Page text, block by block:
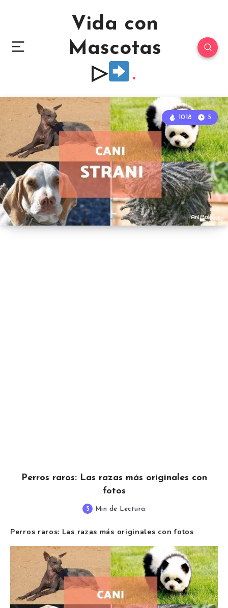
Vida con
Mascotas
▷
Perros raros: Las razas más originales con
fotos
1018 5
5 Min de Lectura
Perros raros: Las razas más originales con fotos